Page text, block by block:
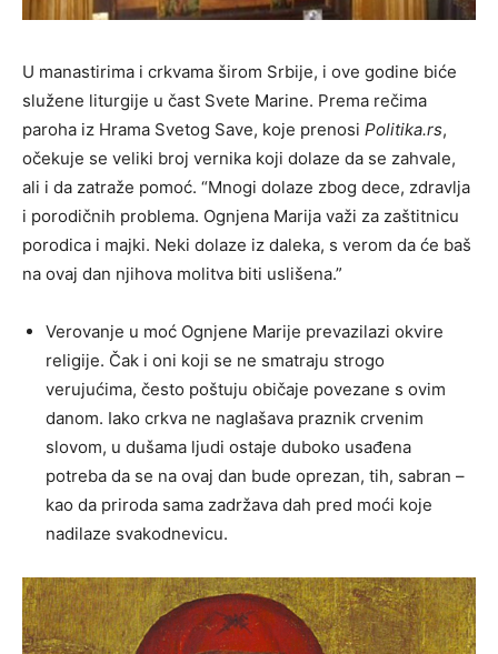
U manastirima i crkvama širom Srbije, i ove godine biće
služene liturgije u čast Svete Marine. Prema rečima
paroha iz Hrama Svetog Save, koje prenosi Politika.rs,
očekuje se veliki broj vernika koji dolaze da se zahvale,
ali i da zatraže pomoć. “Mnogi dolaze zbog dece, zdravlja
i porodičnih problema. Ognjena Marija važi za zaštitnicu
porodica i majki. Neki dolaze iz daleka, s verom da će baš
na ovaj dan njihova molitva biti uslišena.”
Verovanje u moć Ognjene Marije prevazilazi okvire
religije. Čak i oni koji se ne smatraju strogo
verujućima, često poštuju običaje povezane s ovim
danom. Iako crkva ne naglašava praznik crvenim
slovom, u dušama ljudi ostaje duboko usađena
potreba da se na ovaj dan bude oprezan, tih, sabran –
kao da priroda sama zadržava dah pred moći koje
nadilaze svakodnevicu.